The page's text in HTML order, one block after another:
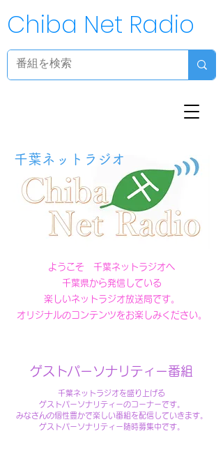
Chiba Net Radio
千葉ネットラジオ
ようこそ 千葉ネットラジオへ
千葉県から発信している
楽しいネットラジオ放送局です。
オリジナルのコンテンツをお楽しみください。
ゲストパーソナリティー番組
千葉ネットラジオを盛り上げる
ゲストパーソナリティーのコーナーです。
みなさんの個性豊かで楽しい番組を配信していきます。
ゲストパーソナリティー随時募集中です。